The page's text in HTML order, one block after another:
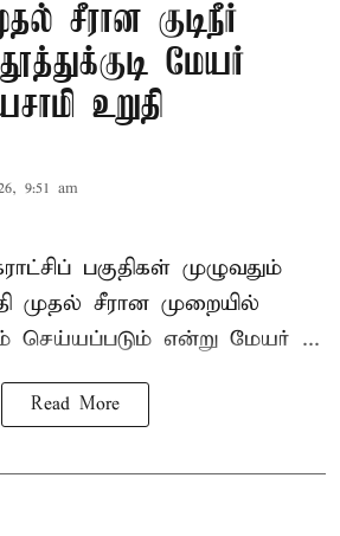
சீரான குடிநீர்
மேயர்
உறுதி
9:51 am
ப் பகுதிகள் முழுவதும்
முதல் சீரான முறையில்
செய்யப்படும் என்று மேயர் ...
Read More